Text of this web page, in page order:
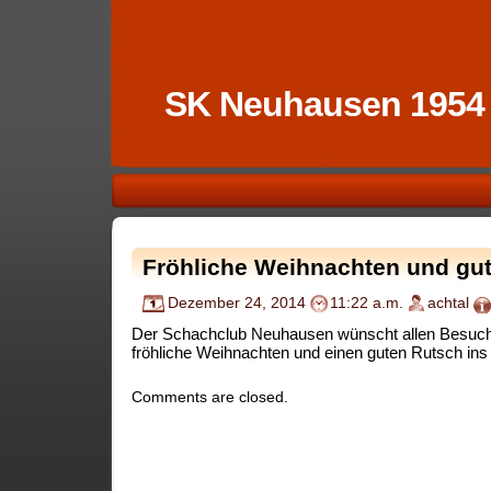
SK Neuhausen 1954
Fröhliche Weihnachten und
Dezember 24, 2014 11:22 a.m. achtal
Der Schachclub Neuhausen wünscht allen
fröhliche Weihnachten und einen guten Rutsch
Comments are closed.